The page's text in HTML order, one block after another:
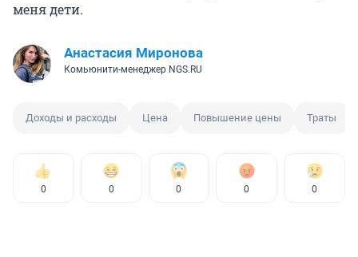
меня дети.
Анастасия Миронова
Комьюнити-менеджер NGS.RU
Доходы и расходы Цена Повышение цены Траты
0 0 0 0 0